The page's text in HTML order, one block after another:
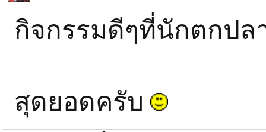
กิจกรรมดีๆที่นักตกปล
สุดยอดครับ